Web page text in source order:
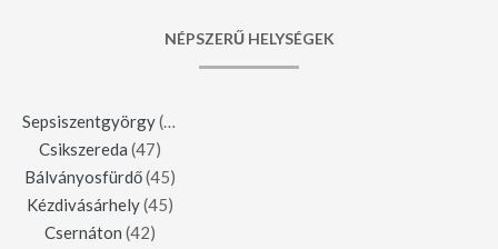
NÉPSZERŰ HELYSÉGEK
Sepsiszentgyörgy(123)
Csikszereda (47)
Bálványosfürdő(45)
Kézdivásárhely(45)
Csernáton (42)